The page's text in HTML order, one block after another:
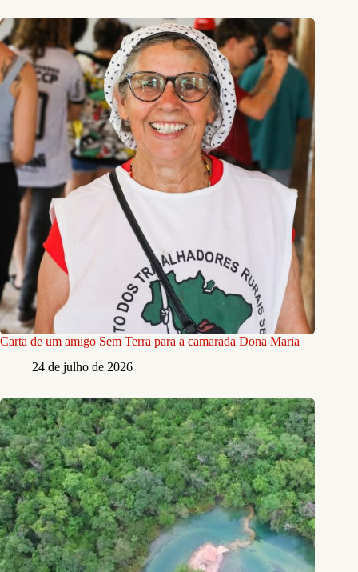
Carta de um amigo Sem Terra para a camarada Dona Maria
24 de julho de 2026